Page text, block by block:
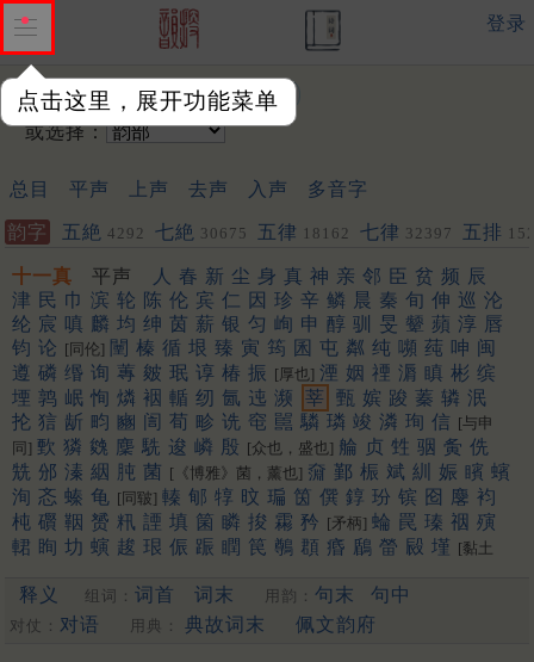
点击这里，展开功能菜单
登录
输入韵字：
或选择：
总目 平声 上声 去声 入声 多音字
韵字 五絶 4292 七絶 30675 五律 18162 七律 32397 五排
443
聯
十一真 平声 人 春 新 尘 身 真 神 亲 邻 臣 贫 频 辰
津 民 巾 滨 轮 陈 伦 宾 仁 因 珍 辛 鳞 晨 秦 旬 伸 巡 沦
纶 宸 嗔 麟 均 绅 茵 薪 银 匀 峋 申 醇 驯 旻 颦 蘋 淳 唇
钧 论 [同伦] 闉 榛 循 垠 臻 寅 筠 囷 屯 粼 纯 嚬 莼 呻 闽
遵 磷 缗 询 蓴 皴 珉 谆 椿 振 [厚也] 湮 姻 禋 漘 瞋 彬 缤
堙 鹑 岷 恂 燐 裀 輴 纫 氤 迍 濒 莘 甄 嫔 踆 蓁 辚 泯
抡 狺 龂 畇 豳 訚 荀 畛 诜 窀 嚚 驎 璘 竣 潾 珣 信 [与申
同] 歅 獜 㕙 麇 駪 逡 嶙 殷 [众也，盛也] 䑳 贞 甡 骃 夤 侁
兟 邠 溱 絪 肫 菌 [《博雅》菌，薰也] 奫 鄞 桭 斌 紃 娠 矉 蠙
洵 忞 螓 龟 [同皲] 轃 郇 犉 旼 㻞 筃 僎 錞 玢 镔 囵 麐 袀
杶 礥 鞇 赟 籸 諲 填 箘 瞵 捘 霦 矜 [矛柄] 蜦 罠 瑧 䄄 殥
輑 眴 㘦 螾 䞭 珢 侲 䟴 瞤 笢 鷷 頵 痻 鶞 㽦 㲀 墐 [黏土
疄 䔚 繗 峷 荺 揗 鏻 㫳 湣 䡅 壣 秵 䰠 朲 鈱
[更多…]
释义 组词： 词首 词末 用韵： 句末 句中
对仗： 对语 用典： 典故词末 佩文韵府